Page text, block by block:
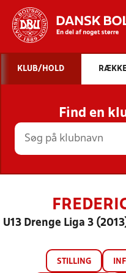
STILLINGER,
KLUB/HOLD
Find en
U13 Drenge Liga 3
STILLING